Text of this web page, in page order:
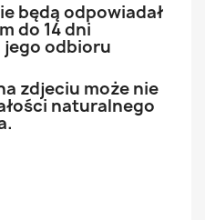
będą odpowiadał
do 14 dni
odbioru
zdjeciu może nie
naturalnego